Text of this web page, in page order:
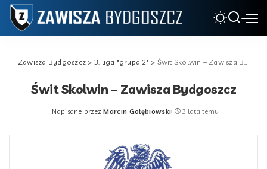
Zawisza Bydgoszcz > 3. liga "grupa 2" > Świt Skolwin – Zawisza Bydgoszcz
Świt Skolwin – Zawisza Bydgoszcz
Posted
Napisane przez Marcin Gołębiowski 3 lata temu